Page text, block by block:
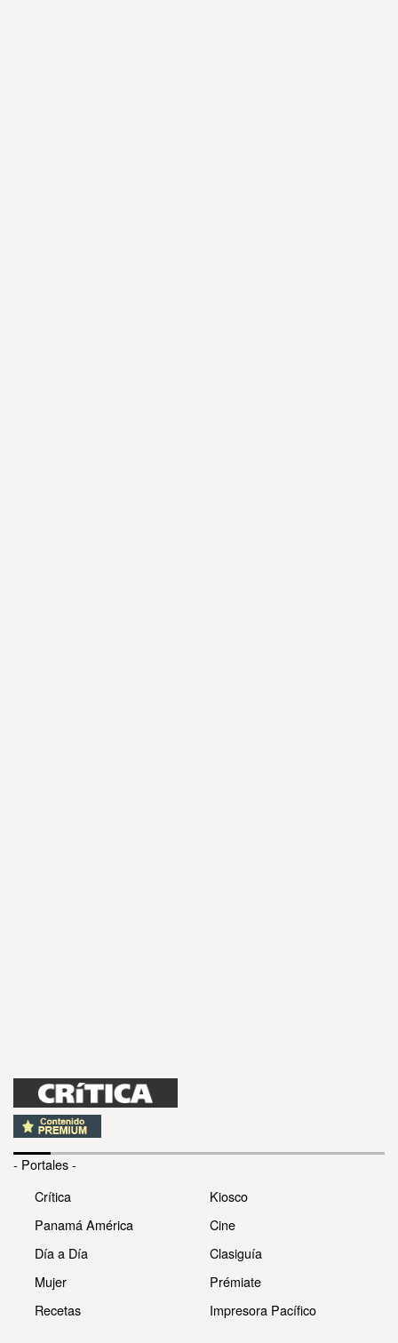
- Portales -
Crítica
Panamá América
Día a Día
Mujer
Recetas
Kiosco
Cine
Clasiguía
Prémiate
Impresora Pacífico